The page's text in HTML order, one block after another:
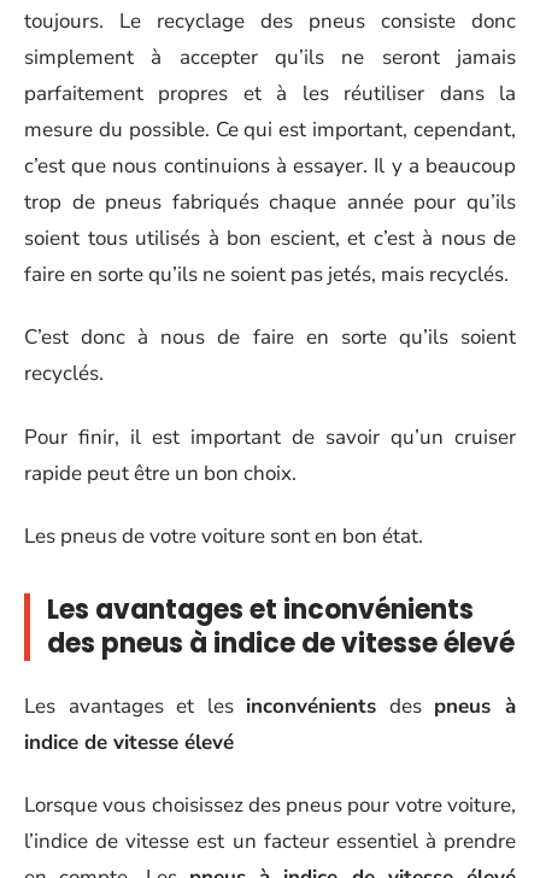
toujours. Le recyclage des pneus consiste donc
simplement à accepter qu’ils ne seront jamais
parfaitement propres et à les réutiliser dans la
mesure du possible. Ce qui est important, cependant,
c’est que nous continuions à essayer. Il y a beaucoup
trop de pneus fabriqués chaque année pour qu’ils
soient tous utilisés à bon escient, et c’est à nous de
faire en sorte qu’ils ne soient pas jetés, mais recyclés.
C’est donc à nous de faire en sorte qu’ils soient
recyclés.
Pour finir, il est important de savoir qu’un cruiser
rapide peut être un bon choix.
Les pneus de votre voiture sont en bon état.
Les avantages et inconvénients
des pneus à indice de vitesse élevé
Les avantages et les inconvénients des pneus à
indice de vitesse élevé
Lorsque vous choisissez des pneus pour votre voiture,
l’indice de vitesse est un facteur essentiel à prendre